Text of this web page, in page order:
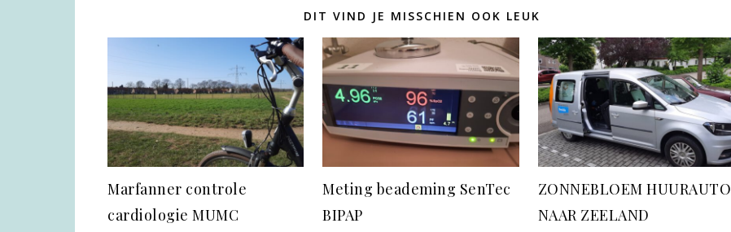
DIT VIND JE MISSCHIEN OOK LEUK
Marfanner controle
cardiologie MUMC
Meting beademing SenTec
BIPAP
ZONNEBLOEM HUURAUTO
NAAR ZEELAND